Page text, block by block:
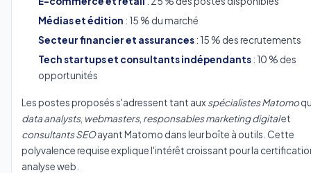
Médias et édition : 15 % du marché
Secteur financier et assurances: 15 % des recrutements
Tech startups et consultants indépendants: 10 % des
opportunités
Les postes proposés s'adressent tant auxspécialistes Matomo
data analysts, webmasters, responsables marketing digitalet
consultants SEOayant Matomo dans leur boîte à outils. Cette
polyvalence requise explique l'intérêt croissant pour la
analyse web.